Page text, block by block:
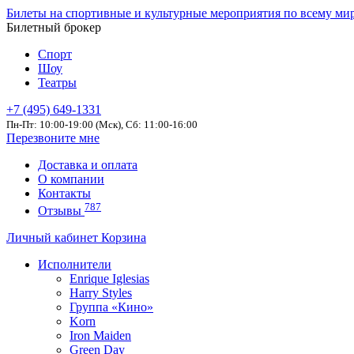
Билеты на спортивные и культурные мероприятия по всему
Билетный брокер
Спорт
Шоу
Театры
+7 (495) 649-1331
Пн-Пт: 10:00-19:00 (Мск), Сб: 11:00-16:00
Перезвоните мне
Доставка и оплата
О компании
Контакты
Отзывы 787
Личный кабинет Корзина
Исполнители
Enrique Iglesias
Harry Styles
Группа «Кино»
Korn
Iron Maiden
Green Day